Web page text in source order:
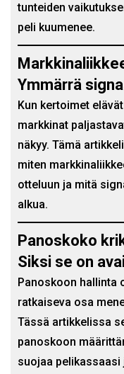
tunteiden
peli kuumenee.
Ymmärrä
Kun kertoimet
markkinat
näkyy. Tämä
miten
otteluun ja mitä
alkua.
Panoskoko
Siksi se on
Panoskoon hallinta
ratkaiseva osa
Tässä artikkelissa
panoskoon
suojaa